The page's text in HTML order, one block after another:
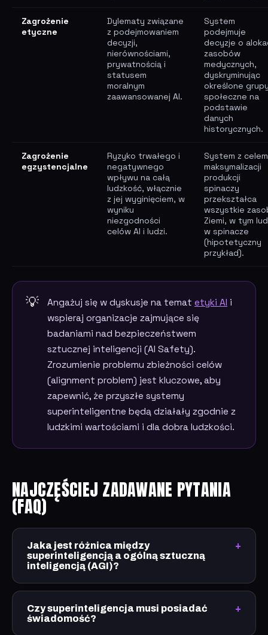
Zagrożenie
etyczne
Dylematy związane
z podejmowaniem
decyzji,
nierównościami,
prywatnością i
statusem
moralnym
zaawansowanej AI.
System
podejmuje
decyzje o
zasobów
medycznych,
dyskryminując
określone
społeczne na
podstawie
danych
historycznych.
Zagrożenie
egzystencjalne
Ryzyko trwałego i
negatywnego
wpływu na całą
ludzkość, włącznie
z jej wyginięciem, w
wyniku
niezgodności
celów AI i ludzi.
System z celem
maksymalizacji
produkcji
spinaczy
przekształca
wszystkie
Ziemi, w tym
w spinacze
(hipotetyczny
przykład).
Angażuj się w dyskusje na temat etyki AI i
wspieraj organizacje zajmujące się
badaniami nad bezpieczeństwem
sztucznej inteligencji (AI Safety).
Zrozumienie problemu zbieżności celów
(alignment problem) jest kluczowe, aby
zapewnić, że przyszłe systemy
superinteligentne będą działały zgodnie z
ludzkimi wartościami i dla dobra ludzkości.
NAJCZĘŚCIEJ ZADAWANE PYTANIA
(FAQ)
Jaka jest różnica między
superinteligencją a ogólną sztuczną
inteligencją (AGI)?
Czy superinteligencja musi posiadać
świadomość?